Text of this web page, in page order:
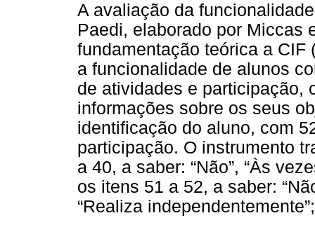
A avaliação da
Paedi, elaborado por Miccas
fundamentação teórica a CIF
a funcionalidade de alunos
de atividades e participação,
informações sobre os seus
identificação do aluno, com
participação. O instrumento
a 40, a saber: “Não”, “Às
os itens 51 a 52, a saber:
“Realiza